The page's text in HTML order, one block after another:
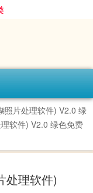
照片处理软件) V2.0 绿
软件) V2.0 绿色免费
处理软件)